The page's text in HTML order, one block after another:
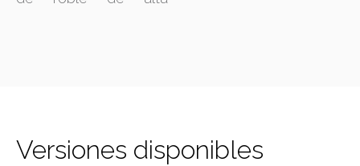
Versiones disponibles